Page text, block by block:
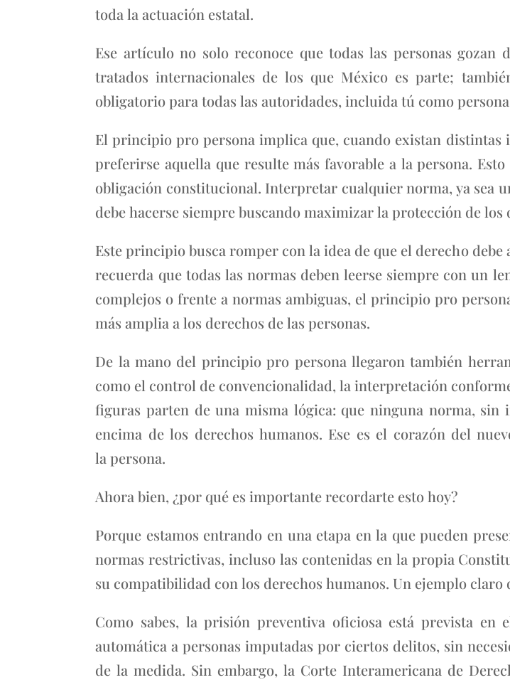
toda la actuación estatal.
Ese artículo no solo reconoce que todas las personas
tratados internacionales de los que México es parte;
obligatorio para todas las autoridades, incluida tú como
El principio pro persona implica que, cuando existan distintas
preferirse aquella que resulte más favorable a la persona.
obligación constitucional. Interpretar cualquier norma, ya sea
debe hacerse siempre buscando maximizar la protección de
Este principio busca romper con la idea de que el derecho
recuerda que todas las normas deben leerse siempre con un
complejos o frente a normas ambiguas, el principio pro
más amplia a los derechos de las personas.
De la mano del principio pro persona llegaron también
como el control de convencionalidad, la interpretación
figuras parten de una misma lógica: que ninguna norma,
encima de los derechos humanos. Ese es el corazón del
la persona.
Ahora bien, ¿por qué es importante recordarte esto hoy?
Porque estamos entrando en una etapa en la que pueden
normas restrictivas, incluso las contenidas en la propia
su compatibilidad con los derechos humanos. Un ejemplo
Como sabes, la prisión preventiva oficiosa está prevista
automática a personas imputadas por ciertos delitos, sin
de la medida. Sin embargo, la Corte Interamericana de